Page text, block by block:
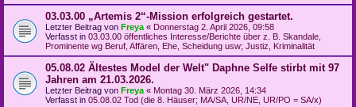
03.03.00 „Artemis 2“-Mission erfolgreich gestartet.
Letzter Beitrag von Freya « Donnerstag 2. April 2026, 09:58
Verfasst in 03.03.00 öffentliches Interesse/Berichte über z. B. Skandale,
Prominente wg Beruf, Affären, Ehe, Scheidung usw; Justiz, Kriminalität
05.08.02 Ältestes Model der Welt" Daphne Selfe stirbt mit 97
Jahren am 21.03.2026.
Letzter Beitrag von Freya « Montag 30. März 2026, 14:34
Verfasst in 05.08.02 Tod (die 8. Häuser; MA/SA, UR/NE, UR/PO = SA/x)